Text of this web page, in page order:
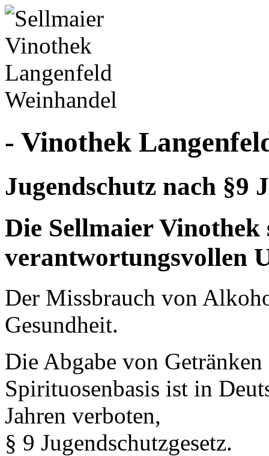
- Vinothek
Jugendschutz nach §9
Die Sellmaier Vinothek
verantwortungsvollen
Der Missbrauch von
Gesundheit.
Die Abgabe von
Spirituosenbasis ist in
Jahren verboten,
§ 9 Jugendschutzgesetz.